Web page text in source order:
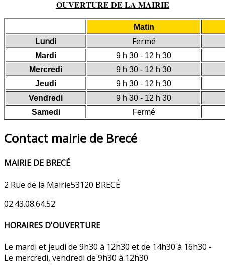
OUVERTURE DE LA MAIRIE
Matin
Lundi Fermé
Mardi
9 h 30 - 12 h 30
Mercredi
9 h 30 - 12 h 30
Jeudi
9 h 30 - 12 h 30
Vendredi
9 h 30 - 12 h 30
Samedi
Fermé
Contact mairie de Brecé
MAIRIE DE BRECÉ
2 Rue de la Mairie53120 BRECÉ
02.43.08.64.52
HORAIRES D'OUVERTURE
Le mardi et jeudi de 9h30 à 12h30 et de 14h30 à 16h30 -
Le mercredi, vendredi de 9h30 à 12h30